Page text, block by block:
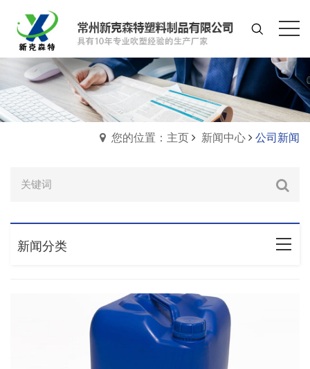
您的位置：主页 新闻中心 公司新闻
新闻分类